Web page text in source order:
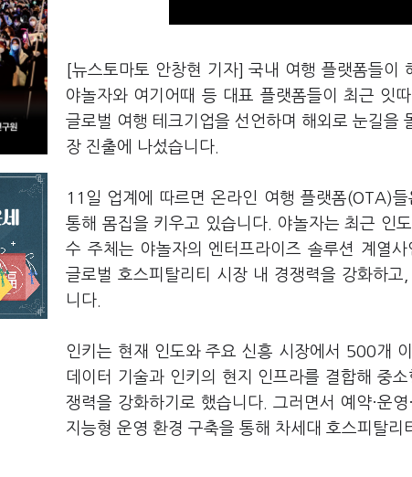
[뉴스토마토 안창현 기자] 국내 여행 플랫폼들이
야놀자와 여기어때 등 대표 플랫폼들이 최근 잇
글로벌 여행 테크기업을 선언하며 해외로 눈길을
장 진출에 나섰습니다.
11일 업계에 따르면 온라인 여행 플랫폼(OTA)
통해 몸집을 키우고 있습니다. 야놀자는 최근 인
수 주체는 야놀자의 엔터프라이즈 솔루션 계열
글로벌 호스피탈리티 시장 내 경쟁력을 강화하
니다.
인키는 현재 인도와 주요 신흥 시장에서 500개
데이터 기술과 인키의 현지 인프라를 결합해 중
쟁력을 강화하기로 했습니다. 그러면서 예약·운
지능형 운영 환경 구축을 통해 차세대 호스피탈리